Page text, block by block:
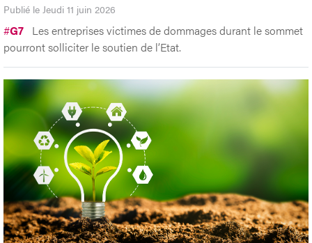
Publié le Jeudi 11 juin 2026
#G7 Les entreprises victimes de dommages durant le sommet
pourront solliciter le soutien de l’Etat.